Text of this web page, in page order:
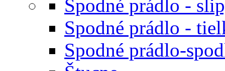
Spodné prádlo -
Spodné prádlo -
Spodné prádlo-